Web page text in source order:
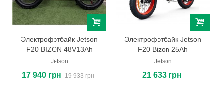
Электрофэтбайк Jetson
F20 BIZON 48V13Ah
Jetson
17 940 грн 19 933 грн
Электрофэтбайк Jetson
F20 Bizon 25Ah
Jetson
21 633 грн